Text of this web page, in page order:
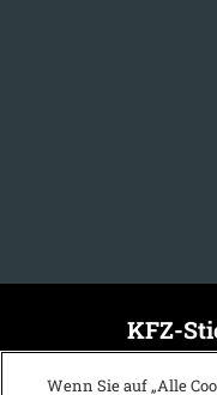
KFZ-
A B D
Wenn Sie auf „Alle